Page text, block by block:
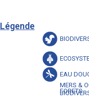
Légende
EAU
MERS &
FORETS